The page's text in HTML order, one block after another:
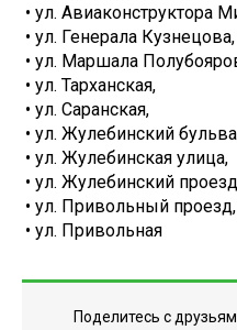
• ул. Авиаконструктора
• ул. Генерала Кузнецова,
• ул. Маршала
• ул. Тарханская,
• ул. Саранская,
• ул. Жулебинский
• ул. Жулебинская улица,
• ул. Жулебинский
• ул. Привольный проезд,
• ул. Привольная
Поделитесь с